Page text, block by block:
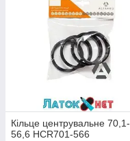
Кільце центрувальне 70,1-
56,6 HCR701-566